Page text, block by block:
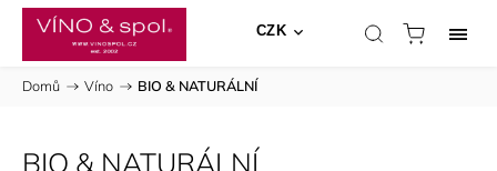
CZK
Domů / Víno / BIO & NATURÁLNÍ
BIO & NATURÁLNÍ